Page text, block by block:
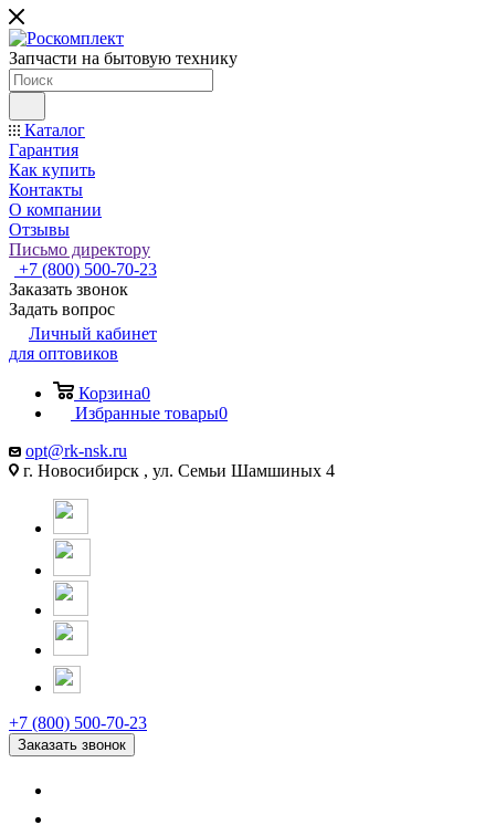
Запчасти на бытовую технику
Каталог
Гарантия
Как купить
Контакты
О компании
Отзывы
Письмо директору
+7 (800) 500-70-23
Заказать звонок
Задать вопрос
Личный кабинет
для оптовиков
Корзина0
Избранные товары0
opt@rk-nsk.ru
г. Новосибирск , ул. Семьи Шамшиных 4
+7 (800) 500-70-23
Заказать звонок